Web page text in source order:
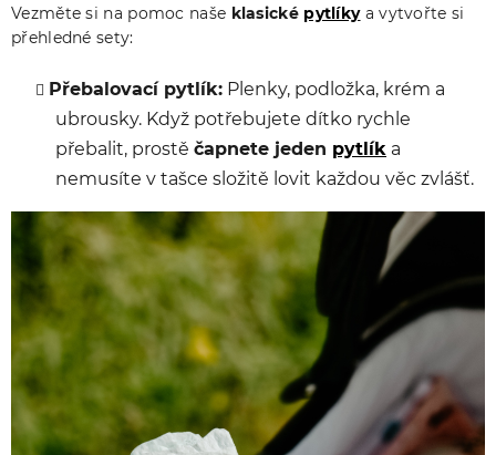
Vezměte si na pomoc naše klasické pytlíkya vytvořte si
přehledné sety:
Přebalovací pytlík: Plenky, podložka, krém a
ubrousky. Když potřebujete dítko rychle
přebalit, prostě čapnete jeden pytlík a
nemusíte v tašce složitě lovit každou věc zvlášť.